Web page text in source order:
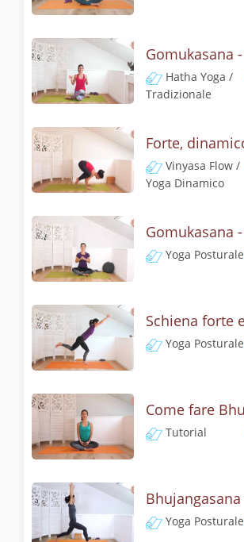
Hatha Yoga /
Tradizionale
Vinyasa Flow /
Yoga Dinamico
Yoga Posturale
Yoga Posturale
Tutorial
Yoga Posturale